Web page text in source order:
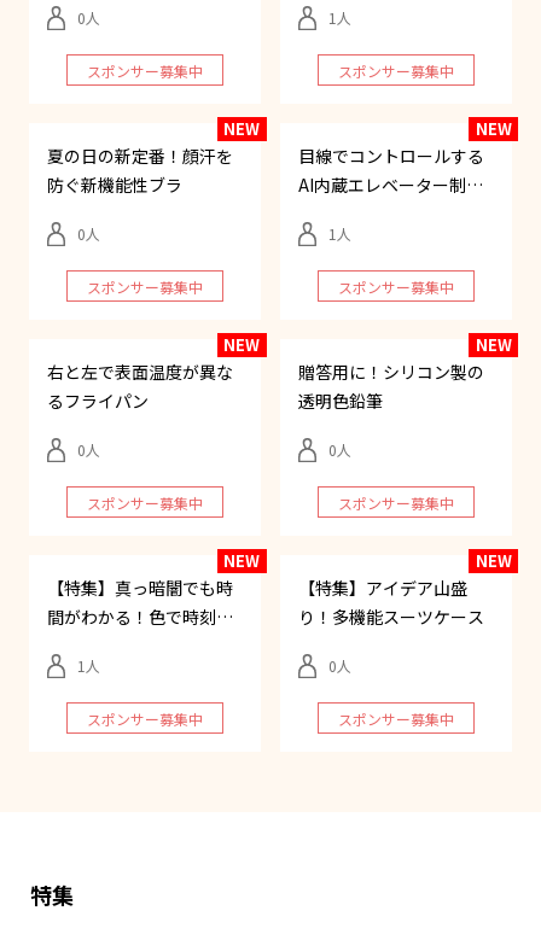
0
スポンサー募集中
1
スポンサー募集中
夏の日の新定番！顔汗を
防ぐ新機能性ブラ
0
スポンサー募集中
目線でコントロールする
AI内蔵エレベーター制御
1
スポンサー募集中
右と左で表面温度が異な
るフライパン
0
スポンサー募集中
贈答用に！シリコン製の
透明色鉛筆
0
スポンサー募集中
【特集】真っ暗闇でも時
間がわかる！色で時刻が
1
スポンサー募集中
【特集】アイデア山盛
り！多機能スーツケース
0
スポンサー募集中
特集